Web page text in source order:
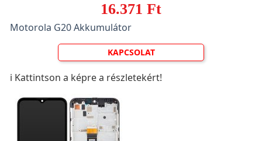
16.371 Ft
Motorola G20 Akkumulátor
KAPCSOLAT
ℹ️ Kattintson a képre a részletekért!